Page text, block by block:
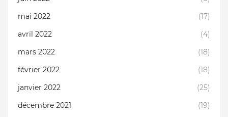
mai 2022
(17)
avril 2022
(4)
mars 2022
(18)
février 2022
(18)
janvier 2022
(25)
décembre 2021
(19)